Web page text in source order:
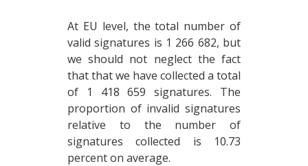
At EU level, the total number of
valid signatures is 1 266 682, but
we should not neglect the fact
that that we have collected a total
of 1 418 659 signatures. The
proportion of invalid signatures
relative to the number of
signatures collected is 10.73
percent on average.